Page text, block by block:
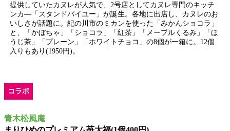
提供していたカヌレが人気で、2号店としてカヌレ専門のキッチ
ンカ―「スタンドバイユー」が誕生。各地に出店し、カヌレのお
いしさが話題に。紀の川市のミカンを使った「みかんショコラ」
と、「かぼちゃ」「ショコラ」「紅茶」「メープルくるみ」「ほ
うじ茶」「プレーン」「ホワイトチョコ」の8個が一箱に。12個
入りもあり(1950円)。
コラボ
青木松風庵